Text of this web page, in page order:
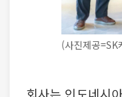
(사진제공=SK